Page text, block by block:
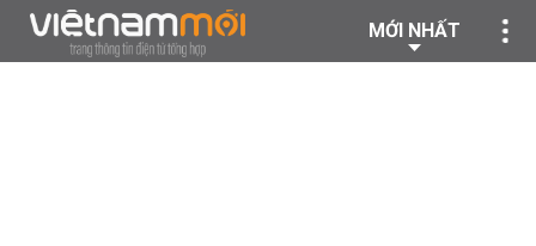
MỚI NHẤT